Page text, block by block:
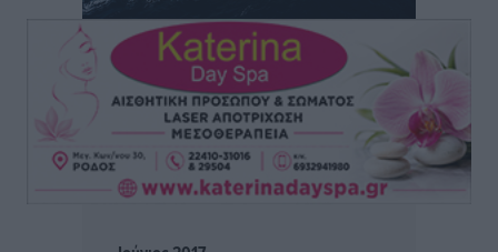
Άδωνις Γεωργιάδης στον RV: “Στο υπουργείο
εξετάζουμε την θεσμοθέτηση τρίτης κατηγορίας
κινήτρων, ειδικά για τα νοσοκομεία στα νησιά”
πριν 3 ώρες
Θετικό κλίμα και κοινό όραμα για την ανάδειξη της